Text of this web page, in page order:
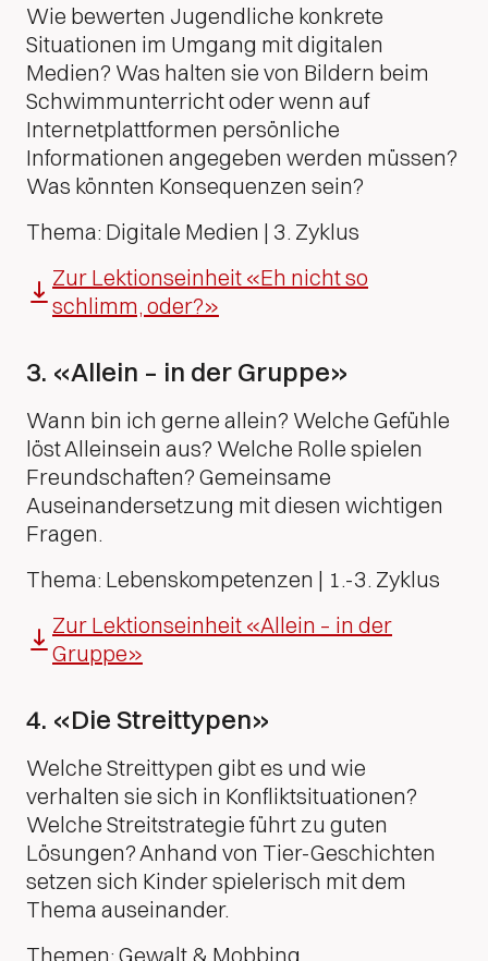
Wie bewerten Jugendliche konkrete
Situationen im Umgang mit digitalen
Medien? Was halten sie von Bildern beim
Schwimmunterricht oder wenn auf
Internetplattformen persönliche
Informationen angegeben werden müssen?
Was könnten Konsequenzen sein?
Thema: Digitale Medien | 3. Zyklus
Zur Lektionseinheit «Eh nicht so
schlimm, oder?»
3. «Allein – in der Gruppe»
Wann bin ich gerne allein? Welche Gefühle
löst Alleinsein aus? Welche Rolle spielen
Freundschaften? Gemeinsame
Auseinandersetzung mit diesen wichtigen
Fragen.
Thema: Lebenskompetenzen | 1.-3. Zyklus
Zur Lektionseinheit «Allein – in der
Gruppe»
4. «Die Streittypen»
Welche Streittypen gibt es und wie
verhalten sie sich in Konfliktsituationen?
Welche Streitstrategie führt zu guten
Lösungen? Anhand von Tier-Geschichten
setzen sich Kinder spielerisch mit dem
Thema auseinander.
Themen: Gewalt & Mobbing,